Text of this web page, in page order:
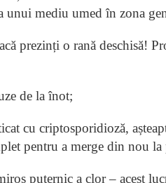
unui mediu umed în zona
prezinți o rană deschisă!
de la înot;
cu criptosporidioză,
pentru a merge din nou la
puternic a clor – acest